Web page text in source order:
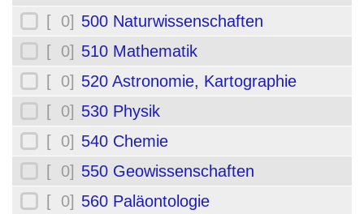
[ 0] 500 Naturwissenschaften
[ 0] 510 Mathematik
[ 0] 520 Astronomie, Kartographie
[ 0] 530 Physik
[ 0] 540 Chemie
[ 0] 550 Geowissenschaften
[ 0] 560 Paläontologie